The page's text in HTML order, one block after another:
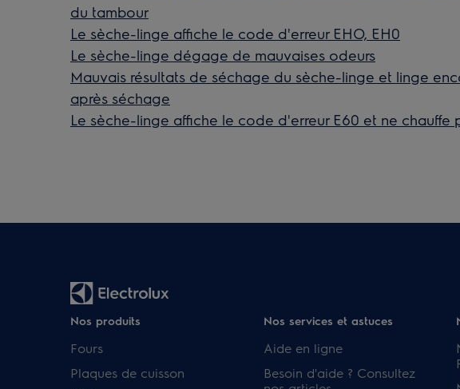
du tambour
Le sèche-linge affiche le code d'erreur EHO, EH0
Le sèche-linge dégage de mauvaises odeurs
Mauvais résultats de séchage du sèche-linge et linge
après séchage
Le sèche-linge affiche le code d'erreur E60 et ne chauffe
Nos produits
Fours
Plaques de cuisson
Nos services et astuces
Aide en ligne
Besoin d'aide ? Consultez